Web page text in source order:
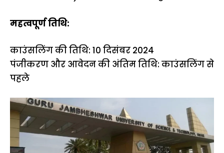
महत्वपूर्ण तिथि:
काउंसलिंग की तिथि: 10 दिसंबर 2024
पंजीकरण और आवेदन की अंतिम तिथि: काउंसलिंग से
पहले